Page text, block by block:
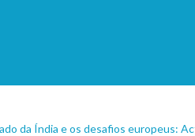
da Índia e os desafios europeus: